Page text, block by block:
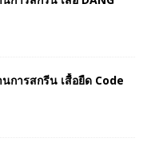
การสกรีน เสื้อยืด Code